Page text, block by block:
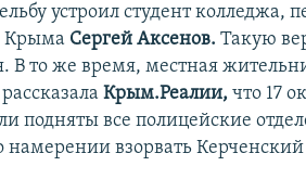
устроил студент
Крыма Сергей Аксенов.Такую
В то же время, местная
Крым.Реалии, что 17
подняты все полицейские
взорвать Керченский